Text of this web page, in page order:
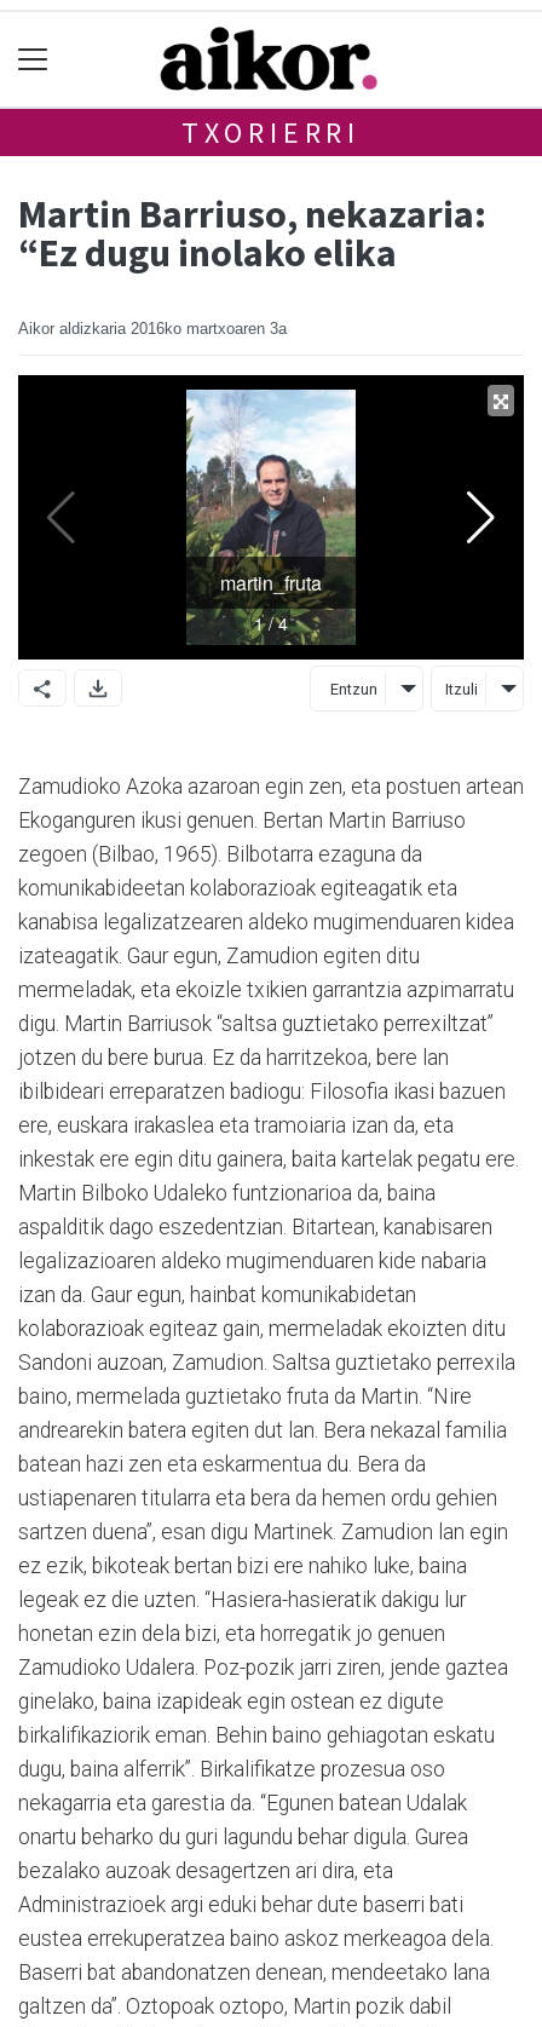
TXORIERRI
Martin Barriuso, nekazaria:
“Ez dugu inolako elika
Aikor aldizkaria 2016ko martxoaren 3a
Entzun Itzuli
Zamudioko Azoka azaroan egin zen, eta postuen artean
Ekoganguren ikusi genuen. Bertan Martin Barriuso
zegoen (Bilbao, 1965). Bilbotarra ezaguna da
komunikabideetan kolaborazioak egiteagatik eta
kanabisa legalizatzearen aldeko mugimenduaren kidea
izateagatik. Gaur egun, Zamudion egiten ditu
mermeladak, eta ekoizle txikien garrantzia azpimarratu
digu. Martin Barriusok “saltsa guztietako perrexiltzat”
jotzen du bere burua. Ez da harritzekoa, bere lan
ibilbideari erreparatzen badiogu: Filosofia ikasi bazuen
ere, euskara irakaslea eta tramoiaria izan da, eta
inkestak ere egin ditu gainera, baita kartelak pegatu ere.
Martin Bilboko Udaleko funtzionarioa da, baina
aspalditik dago eszedentzian. Bitartean, kanabisaren
legalizazioaren aldeko mugimenduaren kide nabaria
izan da. Gaur egun, hainbat komunikabidetan
kolaborazioak egiteaz gain, mermeladak ekoizten ditu
Sandoni auzoan, Zamudion. Saltsa guztietako perrexila
baino, mermelada guztietako fruta da Martin. “Nire
andrearekin batera egiten dut lan. Bera nekazal familia
batean hazi zen eta eskarmentua du. Bera da
ustiapenaren titularra eta bera da hemen ordu gehien
sartzen duena”, esan digu Martinek. Zamudion lan egin
ez ezik, bikoteak bertan bizi ere nahiko luke, baina
legeak ez die uzten. “Hasiera-hasieratik dakigu lur
honetan ezin dela bizi, eta horregatik jo genuen
Zamudioko Udalera. Poz-pozik jarri ziren, jende gaztea
ginelako, baina izapideak egin ostean ez digute
birkalifikaziorik eman. Behin baino gehiagotan eskatu
dugu, baina alferrik”. Birkalifikatze prozesua oso
nekagarria eta garestia da. “Egunen batean Udalak
onartu beharko du guri lagundu behar digula. Gurea
bezalako auzoak desagertzen ari dira, eta
Administrazioek argi eduki behar dute baserri bati
eustea errekuperatzea baino askoz merkeagoa dela.
Baserri bat abandonatzen denean, mendeetako lana
galtzen da”. Oztopoak oztopo, Martin pozik dabil